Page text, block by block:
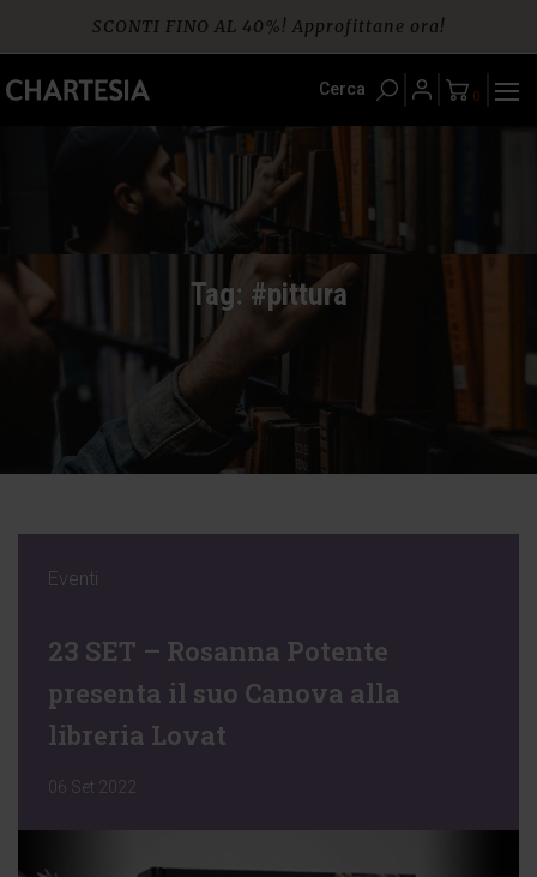
content
SCONTI FINO AL 40%! Approfittane ora!
Spedizione gratuita per ordini da € 60
Cerca 0
Tag: #pittura
Eventi
23 SET – Rosanna Potente
presenta il suo Canova alla
libreria Lovat
06 Set 2022